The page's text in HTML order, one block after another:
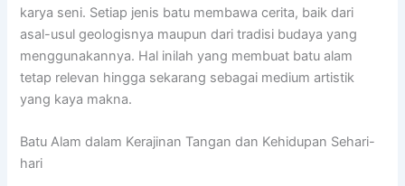
karya seni. Setiap jenis batu membawa cerita, baik dari
asal-usul geologisnya maupun dari tradisi budaya yang
menggunakannya. Hal inilah yang membuat batu alam
tetap relevan hingga sekarang sebagai medium artistik
yang kaya makna.
Batu Alam dalam Kerajinan Tangan dan Kehidupan Sehari-
hari